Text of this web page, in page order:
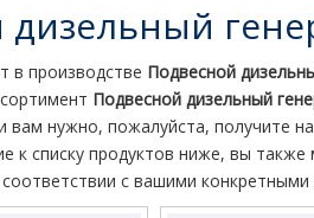
в производстве Подвесной
Подвесной дизельный
вам нужно, пожалуйста, получите
к списку продуктов ниже, вы
с вашими